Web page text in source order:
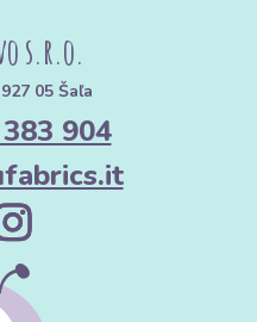
s.r.o.
05 Šaľa
904